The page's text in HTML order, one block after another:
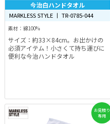
今治白ハンドタオル
MARKLESS STYLE 丨 TR-0785-044
素材：綿100%
サイズ：約33×84cm。お出かけの
必須アイテム！小さくて持ち運びに
便利な今治ハンドタオル
お見積り
専用